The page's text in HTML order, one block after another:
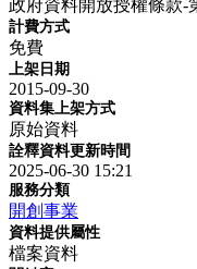
政府資料開放授權條款-
計費方式
免費
上架日期
2015-09-30
資料集上架方式
原始資料
詮釋資料更新時間
2025-06-30 15:21
服務分類
開創事業
資料提供屬性
檔案資料